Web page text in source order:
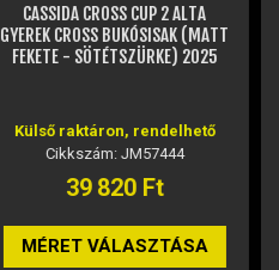
CASSIDA CROSS CUP 2 ALTA
GYEREK CROSS BUKÓSISAK (MATT
FEKETE - SÖTÉTSZÜRKE) 2025
Külső raktáron, rendelhető
Cikkszám: JM57444
39 820 Ft
MÉRET VÁLASZTÁSA